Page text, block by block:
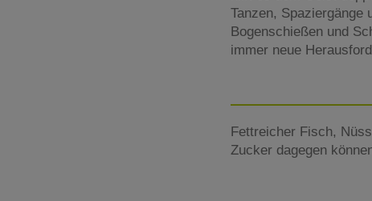
Tanzen, Spaziergänge
Bogenschießen und
immer neue
Fettreicher Fisch,
Zucker dagegen